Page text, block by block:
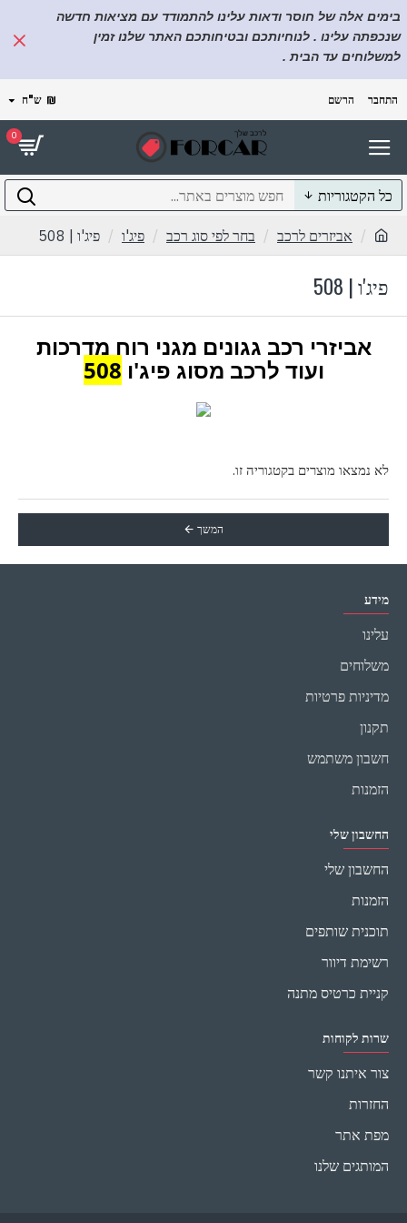
בימים אלה של חוסר ודאות עלינו להתמודד עם מציאות חדשה
שנכפתה עלינו . לנוחיותכם ובטיחותכם האתר שלנו זמין
למשלוחים עד הבית .
התחבר הרשם ₪ ש"ח
0
כל הקטגוריות
אביזרים לרכב בחר לפי סוג רכב פיג'ו פיג'ו | 508
פיג'ו | 508
אביזרי רכב גגונים מגני רוח מדרכות
ועוד לרכב מסוג פיג'ו 508
לא נמצאו מוצרים בקטגוריה זו.
המשך
מידע
עלינו
משלוחים
מדיניות פרטיות
תקנון
חשבון משתמש
הזמנות
החשבון שלי
החשבון שלי
הזמנות
תוכנית שותפים
רשימת דיוור
קניית כרטיס מתנה
שרות לקוחות
צור איתנו קשר
החזרות
מפת אתר
המותגים שלנו